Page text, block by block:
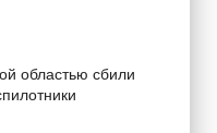
областью сбили